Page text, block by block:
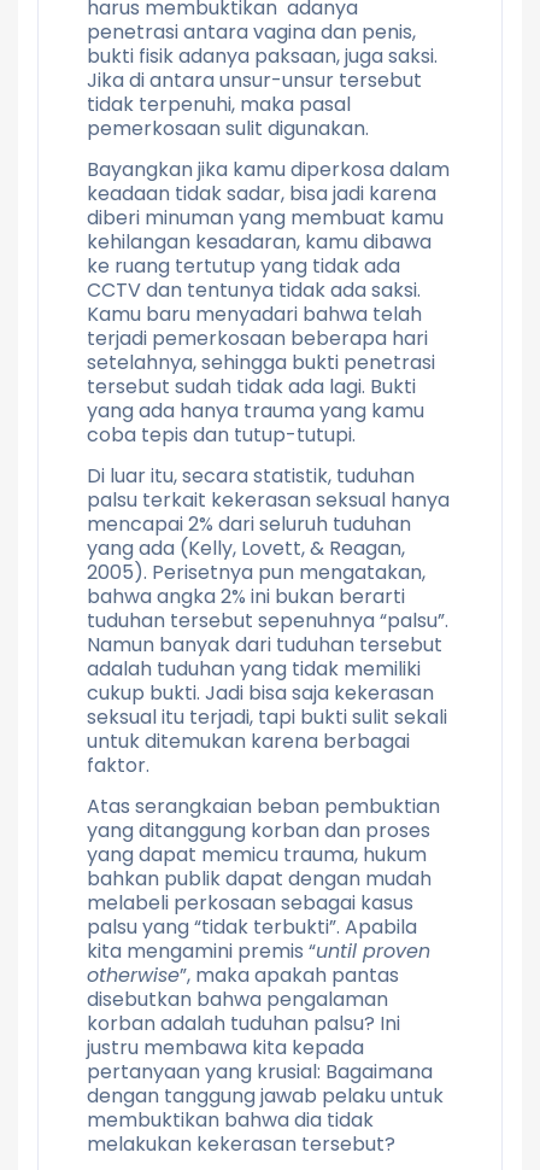
harus membuktikan adanya
penetrasi antara vagina dan penis,
bukti fisik adanya paksaan, juga saksi.
Jika di antara unsur-unsur tersebut
tidak terpenuhi, maka pasal
pemerkosaan sulit digunakan.
Bayangkan jika kamu diperkosa dalam
keadaan tidak sadar, bisa jadi karena
diberi minuman yang membuat kamu
kehilangan kesadaran, kamu dibawa
ke ruang tertutup yang tidak ada
CCTV dan tentunya tidak ada saksi.
Kamu baru menyadari bahwa telah
terjadi pemerkosaan beberapa hari
setelahnya, sehingga bukti penetrasi
tersebut sudah tidak ada lagi. Bukti
yang ada hanya trauma yang kamu
coba tepis dan tutup-tutupi.
Di luar itu, secara statistik, tuduhan
palsu terkait kekerasan seksual hanya
mencapai 2% dari seluruh tuduhan
yang ada (Kelly, Lovett, & Reagan,
2005). Perisetnya pun mengatakan,
bahwa angka 2% ini bukan berarti
tuduhan tersebut sepenuhnya “palsu”.
Namun banyak dari tuduhan tersebut
adalah tuduhan yang tidak memiliki
cukup bukti. Jadi bisa saja kekerasan
seksual itu terjadi, tapi bukti sulit sekali
untuk ditemukan karena berbagai
faktor.
Atas serangkaian beban pembuktian
yang ditanggung korban dan proses
yang dapat memicu trauma, hukum
bahkan publik dapat dengan mudah
melabeli perkosaan sebagai kasus
palsu yang “tidak terbukti”. Apabila
kita mengamini premis “until proven
otherwise”, maka apakah pantas
disebutkan bahwa pengalaman
korban adalah tuduhan palsu? Ini
justru membawa kita kepada
pertanyaan yang krusial: Bagaimana
dengan tanggung jawab pelaku untuk
membuktikan bahwa dia tidak
melakukan kekerasan tersebut?